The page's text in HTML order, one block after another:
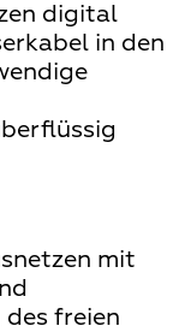
digital
in den
mit
freien